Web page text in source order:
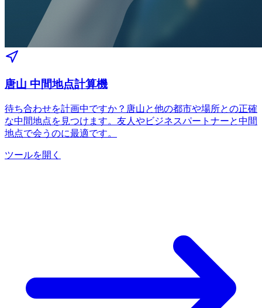
唐山 中間地点計算機
待ち合わせを計画中ですか？唐山と他の都市や場所との正確
な中間地点を見つけます。友人やビジネスパートナーと中間
地点で会うのに最適です。
ツールを開く